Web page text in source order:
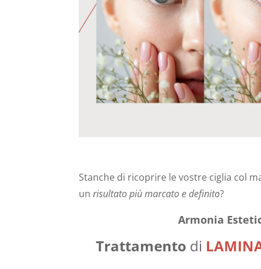
Stanche di ricoprire le vostre ciglia col
un risultato più marcato e definito?
Armonia
Trattamento di